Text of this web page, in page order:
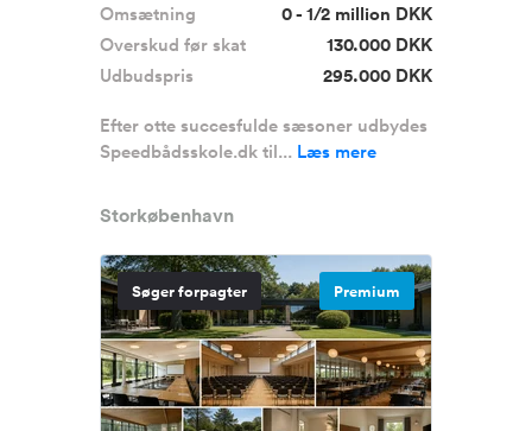
Omsætning
0 - 1/2 million DKK
Overskud før skat
130.000 DKK
Udbudspris
295.000 DKK
Efter otte succesfulde sæsoner udbydes
Speedbådsskole.dk til... Læs mere
Storkøbenhavn
Søger forpagter Premium